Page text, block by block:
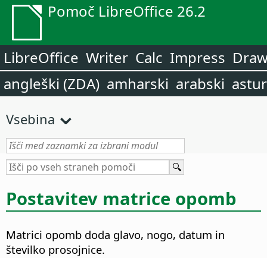
Pomoč LibreOffice 26.2
LibreOffice Writer Calc Impress
angleški (ZDA) amharski arabski
Vsebina
Postavitev matrice opomb
Matrici opomb doda glavo, nogo, datum in
številko prosojnice.